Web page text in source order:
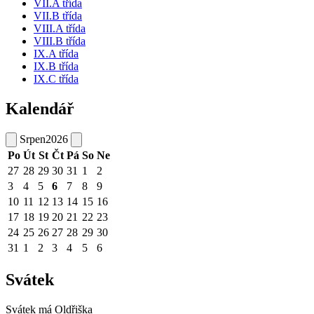
VII.A třída
VII.B třída
VIII.A třída
VIII.B třída
IX.A třída
IX.B třída
IX.C třída
Kalendář
Srpen2026
Po Út St Čt Pá So Ne
27 28 29 30 31 1
2
3
4 5 6 7 8
9
10 11 12 13 14 15 16
17 18 19 20 21 22 23
24 25 26 27 28 29 30
31 1 2 3 4 5 6
Svátek
Svátek má Oldřiška